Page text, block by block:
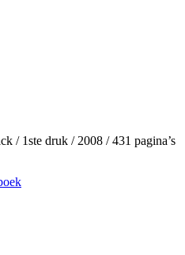
/ 1ste druk / 2008 / 431 pagina’s